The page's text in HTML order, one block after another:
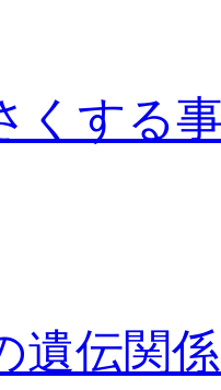
くする
遺伝関